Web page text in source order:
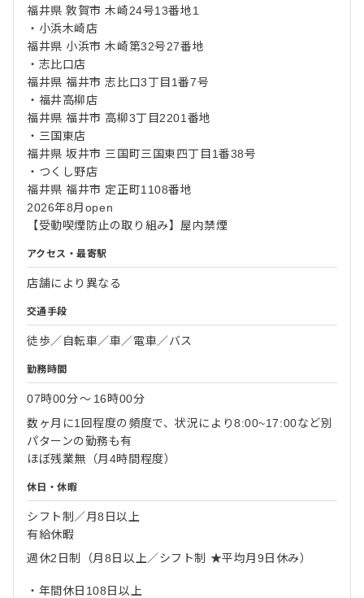
福井県 敦賀市 木崎24号13番地1
・小浜木崎店
福井県 小浜市 木崎第32号27番地
・志比口店
福井県 福井市 志比口3丁目1番7号
・福井高柳店
福井県 福井市 高柳3丁目2201番地
・三国東店
福井県 坂井市 三国町三国東四丁目1番38号
・つくし野店
福井県 福井市 定正町1108番地
2026年8月open
【受動喫煙防止の取り組み】屋内禁煙
アクセス・最寄駅
店舗により異なる
交通手段
徒歩／自転車／車／電車／バス
勤務時間
07時00分〜 16時00分
数ヶ月に1回程度の頻度で、状況により8:00~17:00など別
パターンの勤務も有
ほぼ残業無（月4時間程度）
休日・休暇
シフト制／月8日以上
有給休暇
週休2日制（月8日以上／シフト制 ★平均月9日休み）
・年間休日108日以上